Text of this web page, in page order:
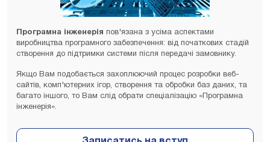
Програмна інженерія пов'язана з усіма аспектами
виробництва програмного забезпечення: від початкових стадій
створення до підтримки системи після передачі замовнику.
Якщо Вам подобається захоплюючий процес розробки веб-
сайтів, комп'ютерних ігор, створення та обробки баз даних, та
багато іншого, то Вам слід обрати спеціалізацію «Програмна
інженерія».